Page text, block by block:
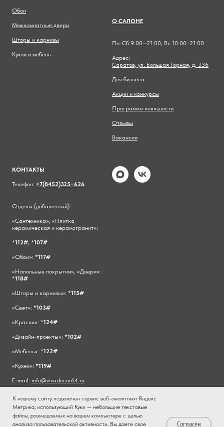
К нашему сайту подключен сервис веб-аналитики Яндекс
Метрика, использующий Куки — небольшие текстовые
файлы, размещаемых на вашем компьютере с целью
анализа пользовательской активности. Вы даете свое
Согласен
Обои
Межкомнатные двери
Шторы и карнизы
Кухни и мебель
О САЛОНЕ
Пн-Сб 9:00—21:00, Вс 10:00−21:00
Адрес:
Саратов, ул. Большая Горная, д. 336
Для бизнеса
Акции и конкурсы
Программа лояльности
Отзывы
Вакансии
КОНТАКТЫ
Телефон: +7(8452)325−626
Отделы (добавочный):
«Сантехника», «Плитка
керамическая и керамогранит»:
*112#, *107#
«Обои»: *117#
«Напольные покрытия», «Двери»:
*118#
«Шторы и карнизы»: *115#
«Свет»: *103#
«Краски»: *124#
«Дизайн-проекты»: *102#
«Мебель»: *122#
«Кухни»: *119#
E-mail: info@vivadecor64.ru